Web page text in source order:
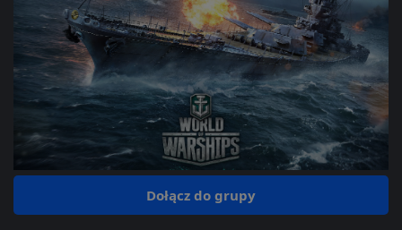
Dołącz do grupy